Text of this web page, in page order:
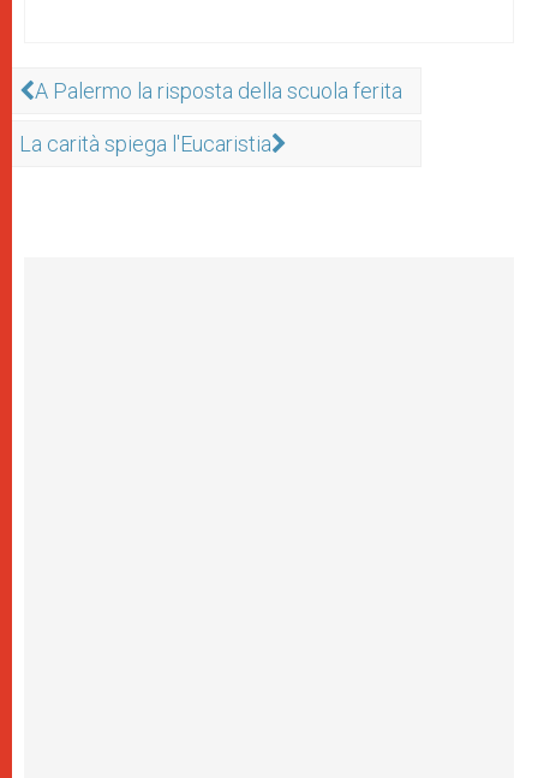
A Palermo la risposta della scuola ferita
La carità spiega l'Eucaristia